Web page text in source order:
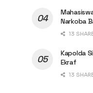
Narkoba
13
Kapolda
Ekraf
13